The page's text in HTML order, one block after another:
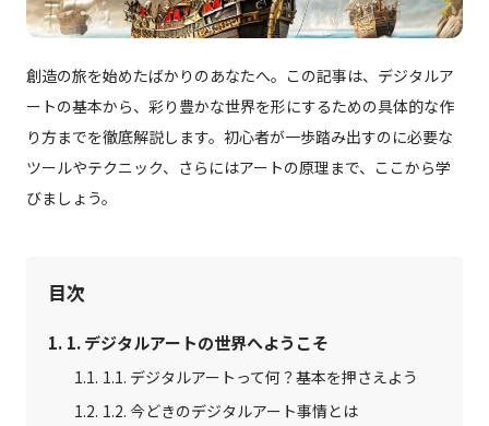
創造の旅を始めたばかりのあなたへ。この記事は、デジタルア
ートの基本から、彩り豊かな世界を形にするための具体的な作
り方までを徹底解説します。初心者が一歩踏み出すのに必要な
ツールやテクニック、さらにはアートの原理まで、ここから学
びましょう。
目次
1. デジタルアートの世界へようこそ
1.1. デジタルアートって何？基本を押さえよう
1.2. 今どきのデジタルアート事情とは
会社概要
お問い合わせ